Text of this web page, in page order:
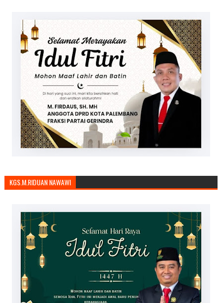
KGS.M.RIDUAN NAWAWI